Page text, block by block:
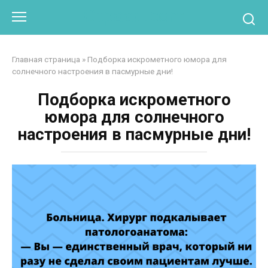
контенту
Главная страница » Подборка искрометного юмора для
солнечного настроения в пасмурные дни!
Подборка искрометного
юмора для солнечного
настроения в пасмурные дни!